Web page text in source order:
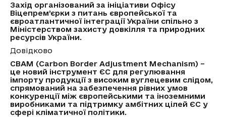
Захід організований за ініціативи Офісу
Віцепрем’єрки з питань європейської та
євроатлантичної інтеграції України спільно з
Міністерством захисту довкілля та природних
ресурсів України.
Довідково
CBAM (Carbon Border Adjustment Mechanism) –
це новий інструмент ЄС для регулювання
імпорту продукції з високим вуглецевим слідом,
спрямований на забезпечення рівних умов
конкуренції між європейськими та іноземними
виробниками та підтримку амбітних цілей ЄС у
сфері кліматичної політики.